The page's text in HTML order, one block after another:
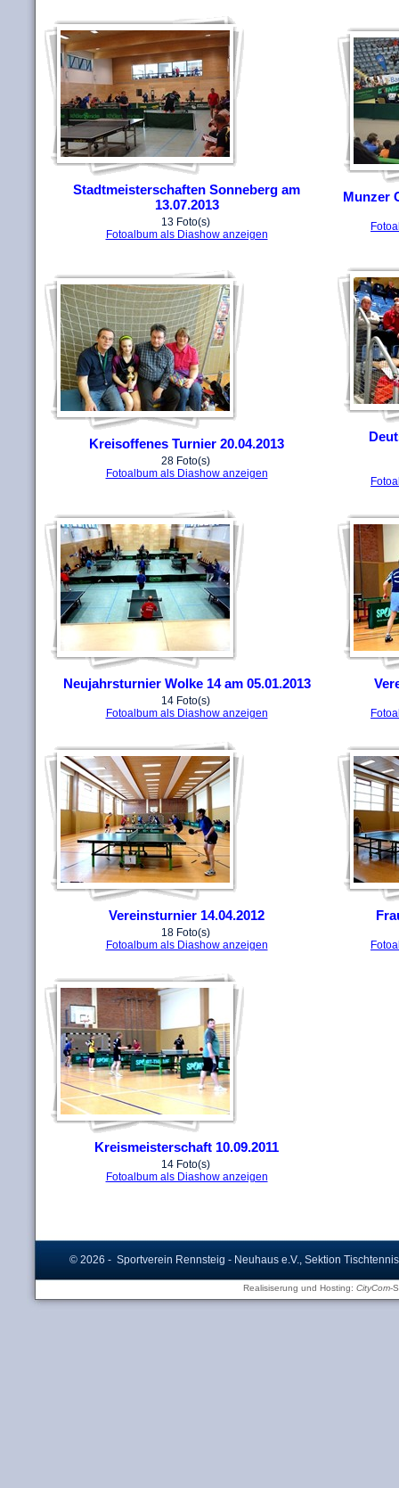
Stadtmeisterschaften Sonneberg am
13.07.2013
13 Foto(s)
Fotoalbum als Diashow anzeigen
Munzer
Kreisoffenes Turnier 20.04.2013
28 Foto(s)
Fotoalbum als Diashow anzeigen
Neujahrsturnier Wolke 14 am 05.01.2013
14 Foto(s)
Fotoalbum als Diashow anzeigen
Vereinsturnier 14.04.2012
18 Foto(s)
Fotoalbum als Diashow anzeigen
Kreismeisterschaft 10.09.2011
14 Foto(s)
Fotoalbum als Diashow anzeigen
© 2026 - Sportverein Rennsteig - Neuhaus e.V., Sektion
Realisiserung und Hosting: CityCom-